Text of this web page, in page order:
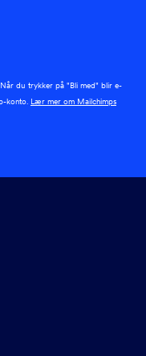
du trykker på "Bli med" blir e-
konto. Lær mer om Mailchimps